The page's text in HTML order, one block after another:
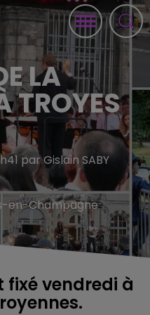
LA
TROYES
par Gislain SABY
en-Champagne
fixé vendredi à